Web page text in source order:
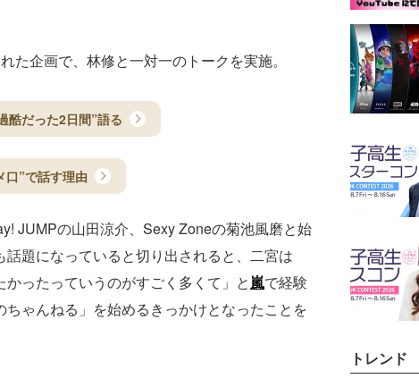
企画で、林修と一対一のトークを実施。
酷だった2日間”語る
口”で話す理由
JUMPの山田涼介、Sexy Zoneの菊池風磨と始
題になっていると切り出されると、二宮は
ったっていうのがすごく多くて」と嵐で経験
ゃんねる」を始めるきっかけとなったことを
トレンド